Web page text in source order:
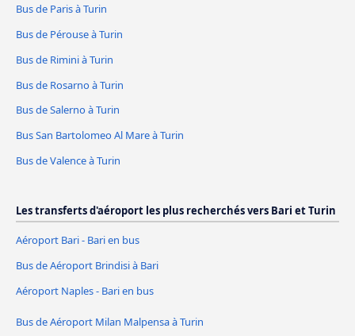
Bus de Paris à Turin
Bus de Pérouse à Turin
Bus de Rimini à Turin
Bus de Rosarno à Turin
Bus de Salerno à Turin
Bus San Bartolomeo Al Mare à Turin
Bus de Valence à Turin
Les transferts d'aéroport les plus recherchés vers Bari et Turin
Aéroport Bari - Bari en bus
Bus de Aéroport Brindisi à Bari
Aéroport Naples - Bari en bus
Bus de Aéroport Milan Malpensa à Turin